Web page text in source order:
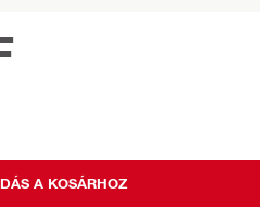
A KOSÁRHOZ